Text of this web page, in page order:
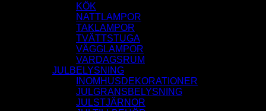
KÖK
NATTLAMPOR
TAKLAMPOR
TVÄTTSTUGA
VÄGGLAMPOR
VARDAGSRUM
JULBELYSNING
INOMHUSDEKORATIONER
JULGRANSBELYSNING
JULSTJÄRNOR